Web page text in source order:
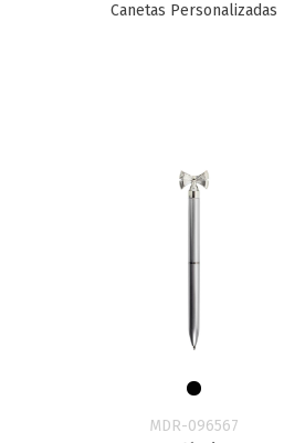
Canetas Personalizadas
MDR-096567